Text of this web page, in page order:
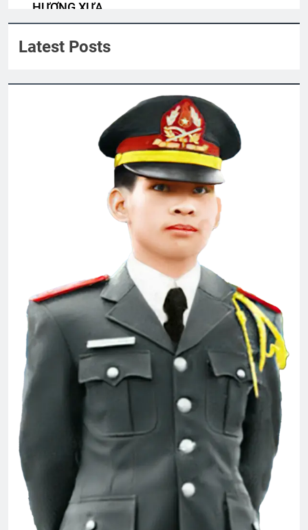
3 Years Ago
Xuân Đất Khách
KHI ĐỜI THÊM TUỔI (Không rõ tác giả)
3 Years Ago
CSVSQ Nguyễn Hữu Cước K21
1 Year Ago
CSVSQ Nguyễn Thành Chức K22
2 Years Ago
MUA GÁI (Bạch Cư Dị)
3 Years Ago
Tiểu sử Khóa 28 TVBQGVN
CTBCTY Tập II chương 14
3 Years Ago
Phân Ưu CSVSQ Hoàng Đình Hiệp K20
HƯƠNG XƯA
Latest Posts